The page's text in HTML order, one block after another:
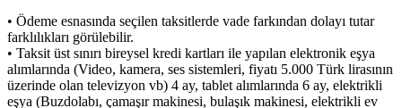
• Ödeme esnasında seçilen taksitlerde vade farkından dolayı tutar
farklılıkları görülebilir.
• Taksit üst sınırı bireysel kredi kartları ile yapılan elektronik eşya
alımlarında (Video, kamera, ses sistemleri, fiyatı 5.000 Türk lirasının
üzerinde olan televizyon vb) 4 ay, tablet alımlarında 6 ay, elektrikli
eşya (Buzdolabı, çamaşır makinesi, bulaşık makinesi, elektrikli ev